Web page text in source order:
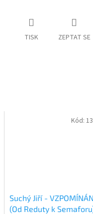
TISK ZEPTAT SE
Suchý Jiří -
(Od Reduty k
Kód: